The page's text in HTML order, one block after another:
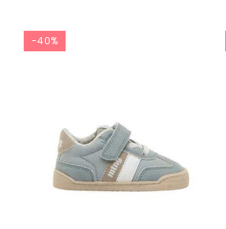
-40%